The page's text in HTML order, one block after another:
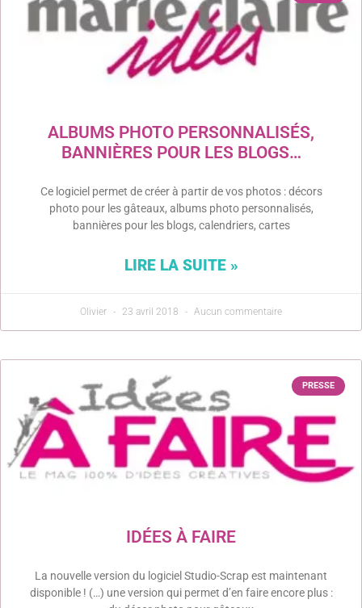
ALBUMS PHOTO PERSONNALISÉS,
BANNIÈRES POUR LES BLOGS…
Ce logiciel permet de créer à partir de vos photos : décors
photo pour les gâteaux, albums photo personnalisés,
bannières pour les blogs, calendriers, cartes
LIRE LA SUITE »
Olivier 23 avril 2018 Aucun commentaire
PRESSE
IDÉES À FAIRE
La nouvelle version du logiciel Studio-Scrap est maintenant
disponible ! (…) une version qui permet d’en faire encore plus :